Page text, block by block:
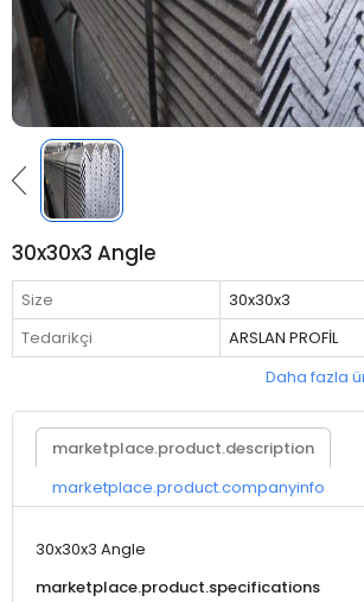
30x30x3 Angle
Size
30x30x3
Tedarikçi
ARSLAN PROFİL
Daha fazla
marketplace.product.description
marketplace.product.companyinfo
30x30x3 Angle
marketplace.product.specifications